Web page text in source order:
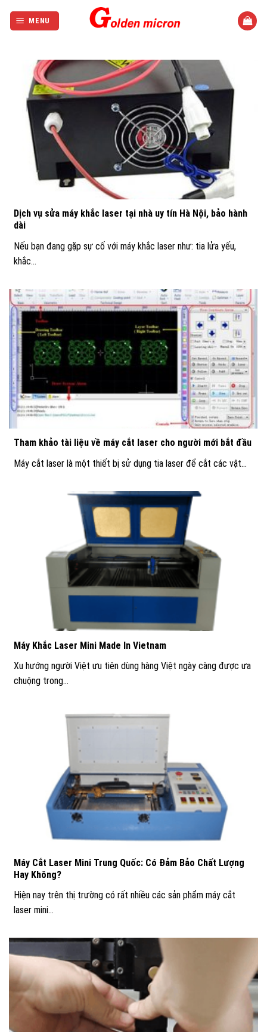
MENU
Dịch vụ sửa máy khắc laser tại nhà uy tín Hà Nội, bảo hành
dài
Nếu bạn đang gặp sự cố với máy khắc laser như: tia lửa yếu,
khắc...
Tham khảo tài liệu về máy cắt laser cho người mới bắt đầu
Máy cắt laser là một thiết bị sử dụng tia laser để cắt các vật...
Máy Khắc Laser Mini Made In Vietnam
Xu hướng người Việt ưu tiên dùng hàng Việt ngày càng được ưa
chuộng trong...
Máy Cắt Laser Mini Trung Quốc: Có Đảm Bảo Chất Lượng
Hay Không?
Hiện nay trên thị trường có rất nhiều các sản phẩm máy cắt
laser mini...